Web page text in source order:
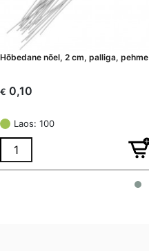
Hõbedane nõel, 2 cm, palliga, pehme
€ 0,10
Laos: 100